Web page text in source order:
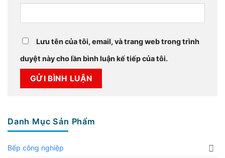
Lưu tên của tôi, email, và trang web trong trình
duyệt này cho lần bình luận kế tiếp của tôi.
Danh Mục Sản Phẩm
Bếp công nghiệp